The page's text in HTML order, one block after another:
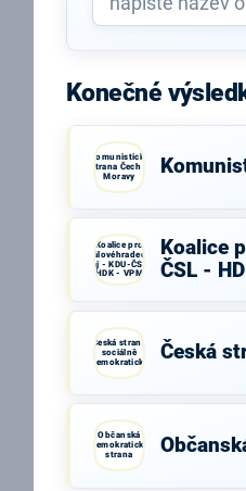
Konečné
Komunistická
strana Čech a
Moravy
Koalice pro
Královéhradecký
kraj - KDU-ČSL -
HDK - VPM
Koalice
ČSL -
Česká strana
sociálně
demokratická
Česká
Občanská
demokratická
strana